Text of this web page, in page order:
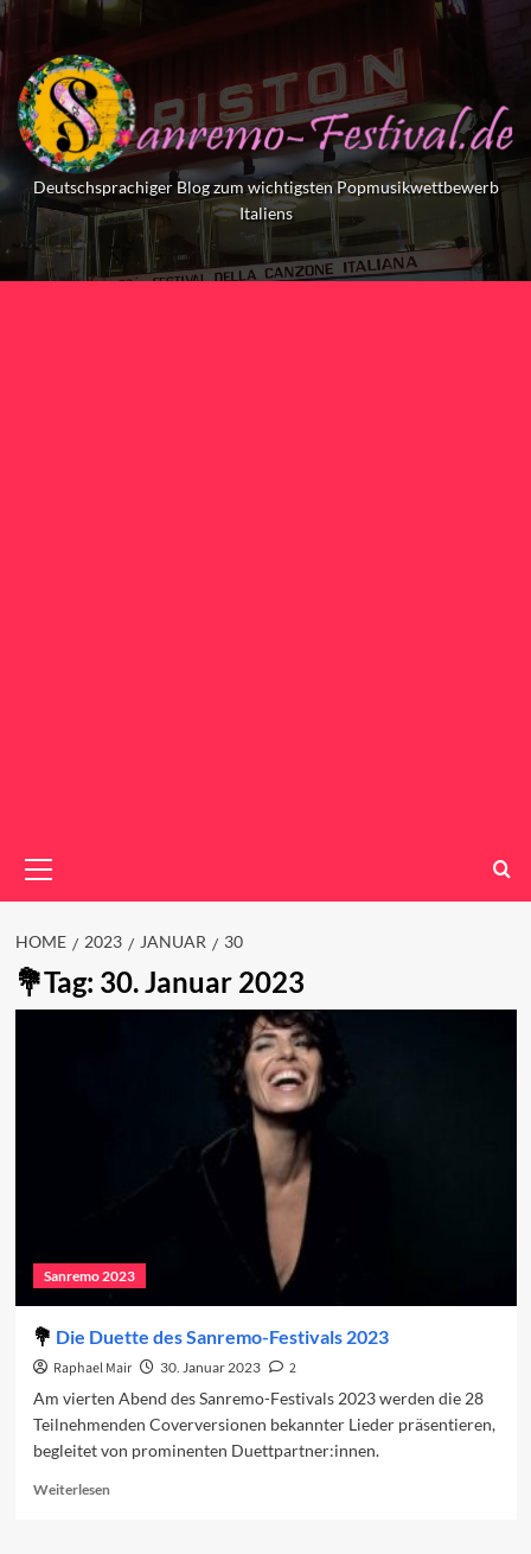
Skip
to
content
Deutschsprachiger Blog zum wichtigsten Popmusikwettbewerb
Italiens
Menu
HOME 2023 JANUAR 30
Tag: 30. Januar 2023
Sanremo 2023
Die Duette des Sanremo-Festivals 2023
Raphael Mair 30. Januar 2023
2
Am vierten Abend des Sanremo-Festivals 2023 werden die 28
Teilnehmenden Coverversionen bekannter Lieder präsentieren,
begleitet von prominenten Duettpartner:innen.
WeiterlesenRead